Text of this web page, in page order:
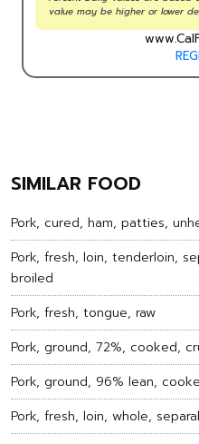
value may be higher or lower
SIMILAR FOOD
Pork, cured, ham, patties,
Pork, fresh, loin, tenderloin,
broiled
Pork, fresh, tongue, raw
Pork, ground, 72%, cooked,
Pork, ground, 96% lean,
Pork, fresh, loin, whole,